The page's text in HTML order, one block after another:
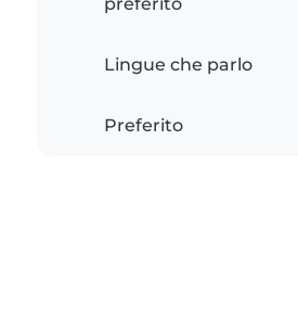
preferito
Lingue che parlo
Preferito